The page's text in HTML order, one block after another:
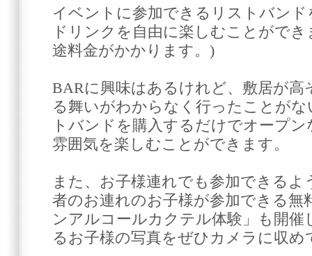
イベントに参加できるリストバン
ドリンクを自由に楽しむことがで
途料金がかかります。)
BARに興味はあるけれど、敷居が高
る舞いがわからなく行ったことが
トバンドを購入するだけでオープ
雰囲気を楽しむことができます。
また、お子様連れでも参加できる
者のお連れのお子様が参加できる無
ンアルコールカクテル体験」も開
るお子様の写真をぜひカメラに収め